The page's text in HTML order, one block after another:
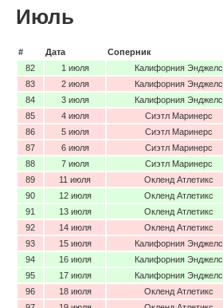
Июль
# Дата Соперник
82
1 июля Калифорния Энджелс
83
2 июля Калифорния Энджелс
84
3 июля Калифорния Энджелс
85
4 июля Сиэтл Маринерс
86
5 июля Сиэтл Маринерс
87
6 июля Сиэтл Маринерс
88
7 июля Сиэтл Маринерс
89
11 июля Окленд Атлетикс
90
12 июля Окленд Атлетикс
91
13 июля Окленд Атлетикс
92
14 июля Окленд Атлетикс
93
15 июля Калифорния Энджелс
94
16 июля Калифорния Энджелс
95
17 июля Калифорния Энджелс
96
18 июля Окленд Атлетикс